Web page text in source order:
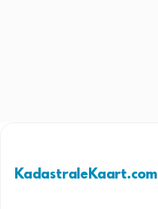
KadastraleKaart.com